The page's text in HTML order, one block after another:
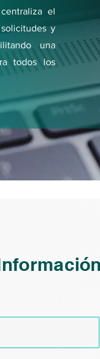
el
y
una
todos los